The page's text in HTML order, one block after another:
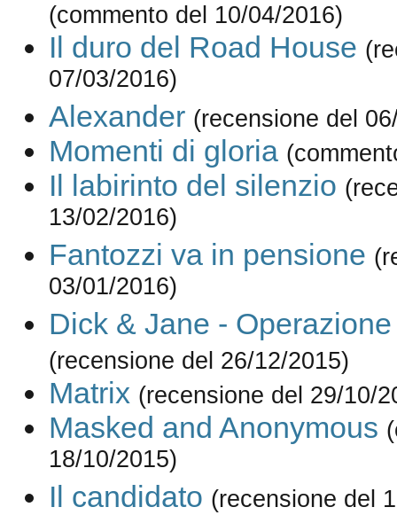
(commento del 10/04/2016)
Il duro del Road House
07/03/2016)
Alexander (recensione del
Momenti di gloria
Il labirinto del silenzio
13/02/2016)
Fantozzi va in pensione
03/01/2016)
Dick & Jane -
(recensione del 26/12/2015)
Matrix (recensione del 29/10/
Masked and Anonymous
18/10/2015)
Il candidato (recensione del